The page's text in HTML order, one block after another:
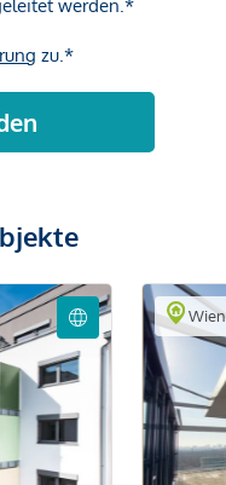
Wien